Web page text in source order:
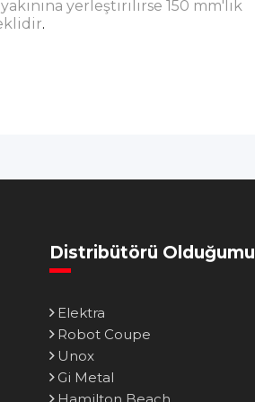
yerleştirilirse 150 mm'lik
.
Distribütörü
Elektra
Robot Coupe
Unox
Gi Metal